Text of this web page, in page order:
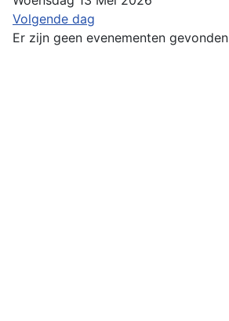
Volgende dag
Er zijn geen evenementen gevonden